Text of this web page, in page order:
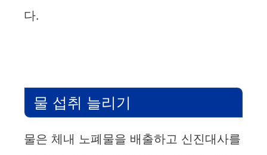
다.
물 섭취 늘리기
물은 체내 노폐물을 배출하고 신진대사를